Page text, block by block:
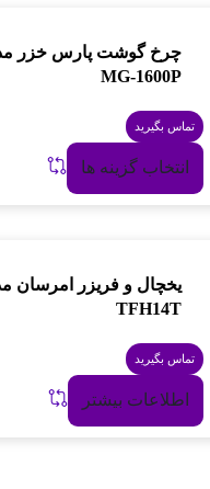
چرخ گوشت پارس خزر مدل
MG-1600P
تماس بگیرید
انتخاب گزینه ها
یخچال و فریزر امرسان مدل
TFH14T
تماس بگیرید
اطلاعات بیشتر